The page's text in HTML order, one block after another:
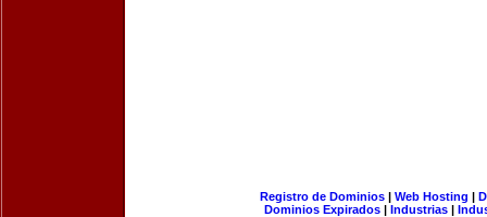
Registro de Dominios| Web Hosting |
Dominios Expirados | Industrias |